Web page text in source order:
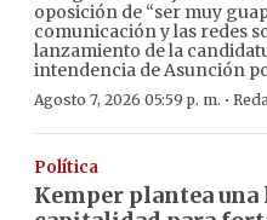
oposición de “ser muy
comunicación y las redes
lanzamiento de la
intendencia de Asunción
Agosto 7, 2026 05:59 p. m. ·
Política
Kemper plantea una